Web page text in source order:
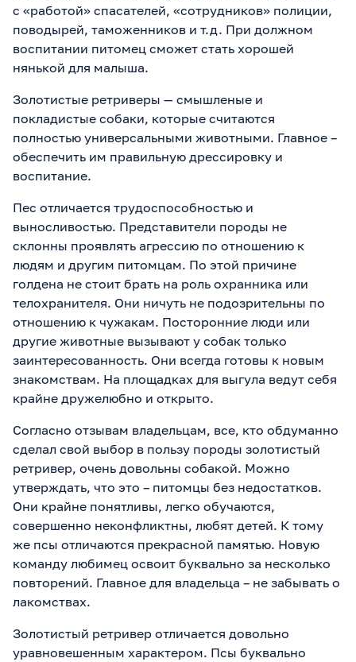
с «работой» спасателей, «сотрудников» полиции,
поводырей, таможенников и т.д. При должном
воспитании питомец сможет стать хорошей
нянькой для малыша.
Золотистые ретриверы — смышленые и
покладистые собаки, которые считаются
полностью универсальными животными. Главное –
обеспечить им правильную дрессировку и
воспитание.
Пес отличается трудоспособностью и
выносливостью. Представители породы не
склонны проявлять агрессию по отношению к
людям и другим питомцам. По этой причине
голдена не стоит брать на роль охранника или
телохранителя. Они ничуть не подозрительны по
отношению к чужакам. Посторонние люди или
другие животные вызывают у собак только
заинтересованность. Они всегда готовы к новым
знакомствам. На площадках для выгула ведут себя
крайне дружелюбно и открыто.
Согласно отзывам владельцам, все, кто обдуманно
сделал свой выбор в пользу породы золотистый
ретривер, очень довольны собакой. Можно
утверждать, что это – питомцы без недостатков.
Они крайне понятливы, легко обучаются,
совершенно неконфликтны, любят детей. К тому
же псы отличаются прекрасной памятью. Новую
команду любимец освоит буквально за несколько
повторений. Главное для владельца – не забывать о
лакомствах.
Золотистый ретривер отличается довольно
уравновешенным характером. Псы буквально